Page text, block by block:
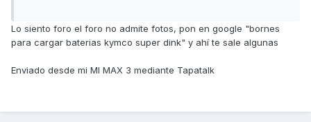
Lo siento foro el foro no admite fotos, pon en google "bornes
para cargar baterias kymco super dink" y ahí te sale algunas
Enviado desde mi MI MAX 3 mediante Tapatalk